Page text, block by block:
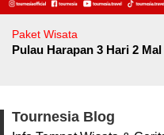
Paket Wisata
Pulau Harapan 3 Hari 2
Tournesia Blog